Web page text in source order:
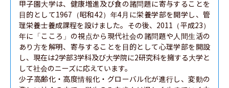
甲子園大学は、健康増進及び食の諸問題に寄与することを
目的として1967（昭和42）年4月に栄養学部を開学し、管
理栄養士養成課程を設けました。その後、2011（平成23）
年に「こころ」の視点から現代社会の諸問題や人間生活の
あり方を解明、寄与することを目的として心理学部を開設
し、現在は2学部3学科及び大学院に2研究科を擁する大学と
して社会のニーズに応えています。
少子高齢化・高度情報化・グローバル化が進行し、変動の